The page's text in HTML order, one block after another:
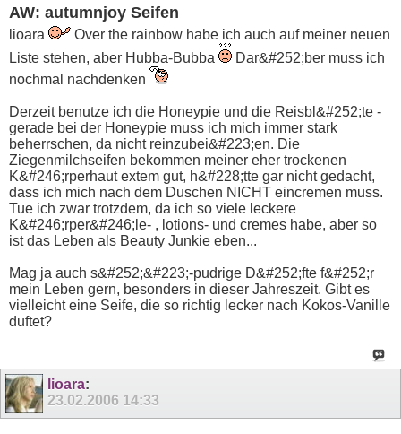
AW: autumnjoy Seifen
lioara
Over the rainbow habe ich auch auf meiner neuen
Liste stehen, aber Hubba-Bubba
Dar&#252;ber muss ich
nochmal nachdenken
Derzeit benutze ich die Honeypie und die Reisbl&#252;te -
gerade bei der Honeypie muss ich mich immer stark
beherrschen, da nicht reinzubei&#223;en. Die
Ziegenmilchseifen bekommen meiner eher trockenen
K&#246;rperhaut extem gut, h&#228;tte gar nicht gedacht,
dass ich mich nach dem Duschen NICHT eincremen muss.
Tue ich zwar trotzdem, da ich so viele leckere
K&#246;rper&#246;le- , lotions- und cremes habe, aber so
ist das Leben als Beauty Junkie eben...
Mag ja auch s&#252;&#223;-pudrige D&#252;fte f&#252;r
mein Leben gern, besonders in dieser Jahreszeit. Gibt es
vielleicht eine Seife, die so richtig lecker nach Kokos-Vanille
duftet?
lioara:
23.02.2006 14:33